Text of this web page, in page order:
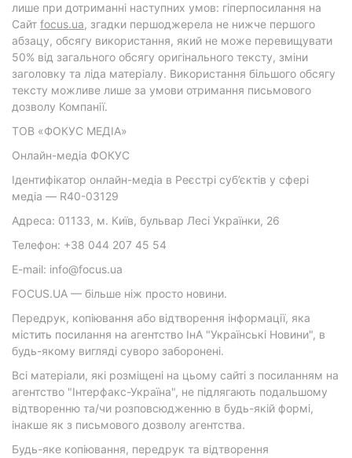
лише при дотриманні наступних умов: гіперпосилання на
Cайт focus.ua, згадки першоджерела не нижче першого
абзацу, обсягу використання, який не може перевищувати
50% від загального обсягу оригінального тексту, зміни
заголовку та ліда матеріалу. Використання більшого обсягу
тексту можливе лише за умови отримання письмового
дозволу Компанії.
ТОВ «ФОКУС МЕДІА»
Онлайн-медіа ФОКУС
Ідентифікатор онлайн-медіа в Реєстрі суб’єктів у сфері
медіа — R40-03129
Адреса: 01133, м. Київ, бульвар Лесі Українки, 26
Телефон: +38 044 207 45 54
E-mail: info@focus.ua
FOCUS.UA — більше ніж просто новини.
Передрук, копіювання або відтворення інформації, яка
містить посилання на агентство ІнА "Українські Новини", в
будь-якому вигляді суворо заборонені.
Всі матеріали, які розміщені на цьому сайті з посиланням на
агентство "Інтерфакс-Україна", не підлягають подальшому
відтворенню та/чи розповсюдженню в будь-якій формі,
інакше як з письмового дозволу агентства.
Будь-яке копіювання, передрук та відтворення